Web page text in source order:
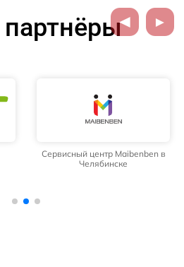
Сервисный центр Maibenben в
Челябинске